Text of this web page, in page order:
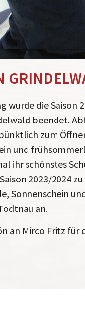
wurde die Saison
beendet.
zum
und
ihr schönstes
2023/2024
Sonnenschein
an.
an Mirco Fritz